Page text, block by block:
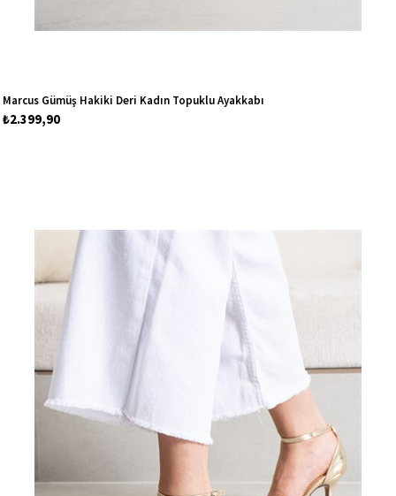
Marcus Gümüş Hakiki Deri Kadın Topuklu Ayakkabı
₺2.399,90